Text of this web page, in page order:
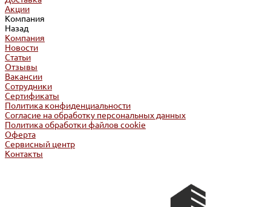
Акции
Компания
Назад
Компания
Новости
Статьи
Отзывы
Вакансии
Сотрудники
Сертификаты
Политика конфиденциальности
Согласие на обработку персональных данных
Политика обработки файлов cookie
Оферта
Сервисный центр
Контакты